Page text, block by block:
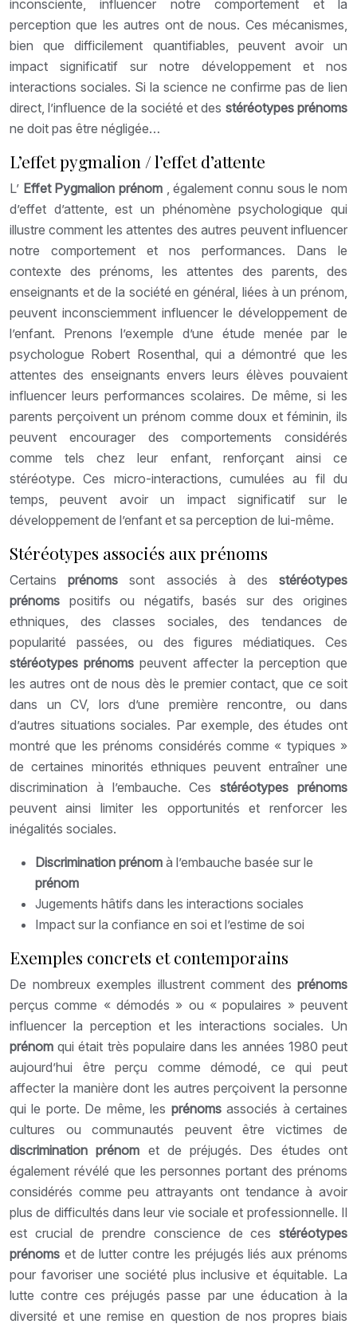
inconsciente, influencer notre comportement et la
perception que les autres ont de nous. Ces mécanismes,
bien que difficilement quantifiables, peuvent avoir un
impact significatif sur notre développement et nos
interactions sociales. Si la science ne confirme pas de lien
direct, l’influence de la société et des stéréotypes prénoms
ne doit pas être négligée…
L’effet pygmalion / l’effet d’attente
L’ Effet Pygmalion prénom , également connu sous le nom
d’effet d’attente, est un phénomène psychologique qui
illustre comment les attentes des autres peuvent influencer
notre comportement et nos performances. Dans le
contexte des prénoms, les attentes des parents, des
enseignants et de la société en général, liées à un prénom,
peuvent inconsciemment influencer le développement de
l’enfant. Prenons l’exemple d’une étude menée par le
psychologue Robert Rosenthal, qui a démontré que les
attentes des enseignants envers leurs élèves pouvaient
influencer leurs performances scolaires. De même, si les
parents perçoivent un prénom comme doux et féminin, ils
peuvent encourager des comportements considérés
comme tels chez leur enfant, renforçant ainsi ce
stéréotype. Ces micro-interactions, cumulées au fil du
temps, peuvent avoir un impact significatif sur le
développement de l’enfant et sa perception de lui-même.
Stéréotypes associés aux prénoms
Certainsprénomssont associés à desstéréotypes
prénoms positifs ou négatifs, basés sur des origines
ethniques, des classes sociales, des tendances de
popularité passées, ou des figures médiatiques. Ces
stéréotypes prénomspeuvent affecter la perception que
les autres ont de nous dès le premier contact, que ce soit
dans un CV, lors d’une première rencontre, ou dans
d’autres situations sociales. Par exemple, des études ont
montré que les prénoms considérés comme « typiques »
de certaines minorités ethniques peuvent entraîner une
discrimination à l’embauche. Cesstéréotypes prénoms
peuvent ainsi limiter les opportunités et renforcer les
inégalités sociales.
Discrimination prénom à l’embauche basée sur le
prénom
Jugements hâtifs dans les interactions sociales
Impact sur la confiance en soi et l’estime de soi
Exemples concrets et contemporains
De nombreux exemples illustrent comment des prénoms
perçus comme « démodés » ou « populaires » peuvent
influencer la perception et les interactions sociales. Un
prénomqui était très populaire dans les années 1980 peut
aujourd’hui être perçu comme démodé, ce qui peut
affecter la manière dont les autres perçoivent la personne
qui le porte. De même, les prénomsassociés à certaines
cultures ou communautés peuvent être victimes de
discrimination prénom et de préjugés. Des études ont
également révélé que les personnes portant des prénoms
considérés comme peu attrayants ont tendance à avoir
plus de difficultés dans leur vie sociale et professionnelle. Il
est crucial de prendre conscience de ces stéréotypes
prénoms et de lutter contre les préjugés liés aux prénoms
pour favoriser une société plus inclusive et équitable. La
lutte contre ces préjugés passe par une éducation à la
diversité et une remise en question de nos propres biais